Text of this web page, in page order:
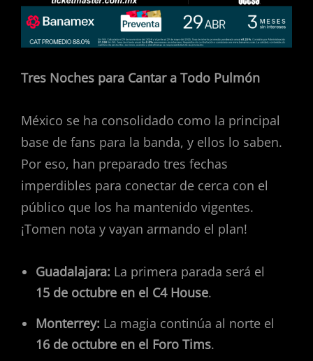
Tres Noches para Cantar a Todo Pulmón
México se ha consolidado como la principal
base de fans para la banda, y ellos lo saben.
Por eso, han preparado tres fechas
imperdibles para conectar de cerca con el
público que los ha mantenido vigentes.
¡Tomen nota y vayan armando el plan!
Guadalajara: La primera parada será el
15 de octubre en el C4 House.
Monterrey: La magia continúa al norte el
16 de octubre en el Foro Tims.